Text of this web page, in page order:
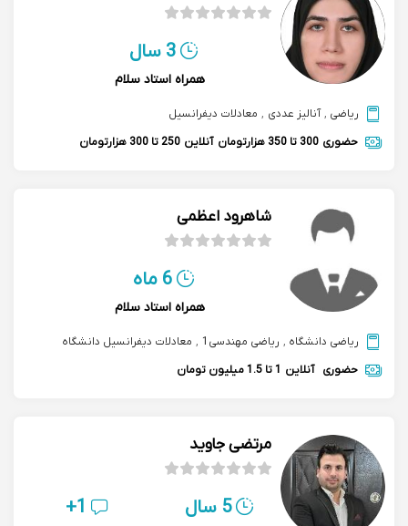
3 سال
همراه استاد سلام
ریاضی , آنالیز عددی , معادلات دیفرانسیل
حضوری 300 تا 350 هزارتومان آنلاین 250 تا 300 هزارتومان
شاهرود اعظمی
6 ماه
همراه استاد سلام
ریاضی دانشگاه , ریاضی مهندسی1 , معادلات دیفرانسیل دانشگاه
حضوری
آنلاین 1 تا 1.5 میلیون تومان
مرتضی جاوید
5 سال 1+